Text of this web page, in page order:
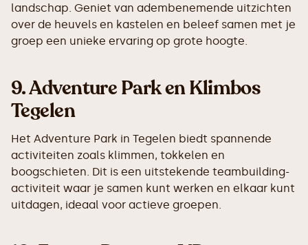
landschap. Geniet van adembenemende uitzichten
over de heuvels en kastelen en beleef samen met je
groep een unieke ervaring op grote hoogte.
9.Adventure Park en Klimbos
Tegelen
Het Adventure Park in Tegelen biedt spannende
activiteiten zoals klimmen, tokkelen en
boogschieten. Dit is een uitstekende teambuilding-
activiteit waar je samen kunt werken en elkaar kunt
uitdagen, ideaal voor actieve groepen.